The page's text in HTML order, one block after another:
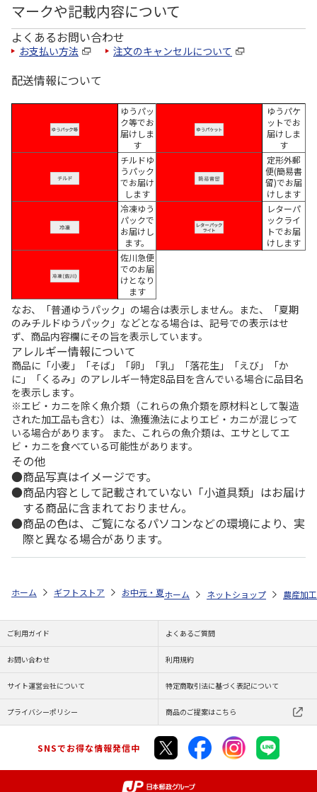
マークや記載内容について
よくあるお問い合わせ
お支払い方法 注文のキャンセルについて
配送情報について
ゆうパッ
ク等でお
届けしま
す
ゆうパケ
ットでお
届けしま
す
チルドゆ
うパック
でお届け
します
定形外郵
便(簡易書
留)でお届
けします
冷凍ゆう
パックで
お届けし
ます。
レターパ
ックライ
トでお届
けします
佐川急便
でのお届
けとなり
ます
なお、「普通ゆうパック」の場合は表示しません。また、「夏期
のみチルドゆうパック」などとなる場合は、記号での表示はせ
ず、商品内容欄にその旨を表示しています。
アレルギー情報について
商品に「小麦」「そば」「卵」「乳」「落花生」「えび」「か
に」「くるみ」のアレルギー特定8品目を含んでいる場合に品目名
を表示します。
※エビ・カニを除く魚介類（これらの魚介類を原材料として製造
された加工品も含む）は、漁獲漁法によりエビ・カニが混じって
いる場合があります。 また、これらの魚介類は、エサとしてエ
ビ・カニを食べている可能性があります。
その他
商品写真はイメージです。
商品内容として記載されていない「小道具類」はお届け
する商品に含まれておりません。
商品の色は、ご覧になるパソコンなどの環境により、実
際と異なる場合があります。
ホーム ギフトストア お中元・夏ギフト特集 2026 ゆうゆうギフト
ホーム ネットショップ 農産加
ご利用ガイド よくあるご質問
お問い合わせ 利用規約
サイト運営会社について 特定商取引法に基づく表記について
プライバシーポリシー 商品のご提案はこちら
SNSでお得な情報発信中